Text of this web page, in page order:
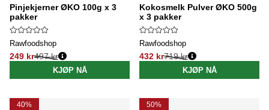
Pinjekjerner ØKO 100g x 3
pakker
Rawfoodshop
249 kr
Vanlig pris:
497 kr
KJØP NÅ
Kokosmelk Pulver ØKO 500g
x 3 pakker
Rawfoodshop
432 kr
Vanlig pris:
719 kr
KJØP NÅ
40% 50%